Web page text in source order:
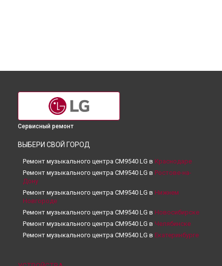
Сервисный ремонт
ВЫБЕРИ СВОЙ ГОРОД
Ремонт музыкального центра CM9540 LG в Краснодаре
Ремонт музыкального центра CM9540 LG в Ростове-на-
Дону
Ремонт музыкального центра CM9540 LG в Нижнем
Новгороде
Ремонт музыкального центра CM9540 LG в Новосибирске
Ремонт музыкального центра CM9540 LG в Челябинске
Ремонт музыкального центра CM9540 LG в Екатеринбурге